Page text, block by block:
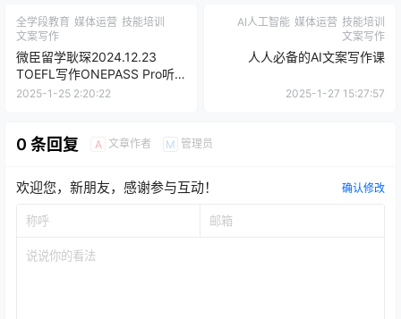
全学段教育 媒体运营 技能培训
文案写作
微臣留学耿琛2024.12.23
TOEFL写作ONEPASS Pro听
力、阅读、口语、写作
2025-1-25 2:20:22
AI人工智能 媒体运营 技能培训
文案写作
人人必备的AI文案写作课
2025-1-27 15:27:57
0 条回复 A 文章作者 M 管理员
欢迎您，新朋友，感谢参与互动！ 确认修改